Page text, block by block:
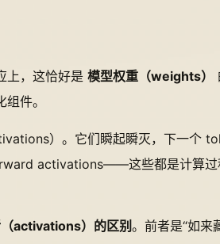
上，这恰好是 模型权重（weights）
件。
）。它们瞬起瞬灭，下一个
activations——这些都是计算过
activations）的区别。前者是“如来